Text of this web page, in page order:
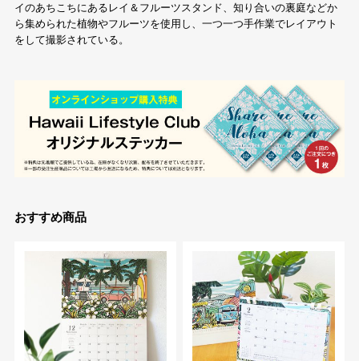
イのあちこちにあるレイ＆フルーツスタンド、知り合いの裏庭などか
ら集められた植物やフルーツを使用し、一つ一つ手作業でレイアウト
をして撮影されている。
おすすめ商品